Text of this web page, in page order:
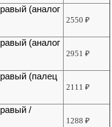
(аналог
2550₽
(аналог
2951₽
(палец
2111₽
/
1288₽